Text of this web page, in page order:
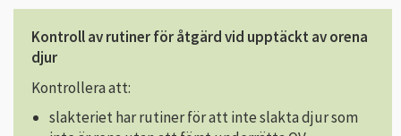
Kontroll av rutiner för åtgärd vid upptäckt av orena
djur
Kontrollera att:
slakteriet har rutiner för att inte slakta djur som